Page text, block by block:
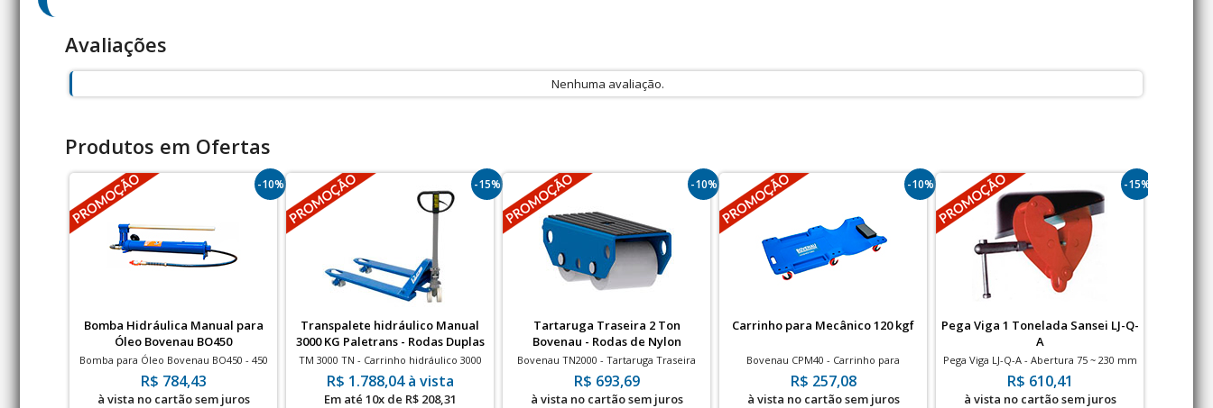
Avaliações
Nenhuma avaliação.
Produtos em Ofertas
-10%
Bomba Hidráulica Manual para
Óleo Bovenau BO450
Bomba para Óleo Bovenau BO450 - 450
Bar
R$ 784,43
à vista no cartão sem juros
-15%
Transpalete hidráulico Manual
3000 KG Paletrans - Rodas Duplas
Nylon
TM 3000 TN - Carrinho hidráulico 3000
KG - Rodas Duplas (tandem) Nylon
R$ 1.788,04 à vista
Em até 10x de R$ 208,31
-10%
Tartaruga Traseira 2 Ton
Bovenau - Rodas de Nylon
Bovenau TN2000 - Tartaruga Traseira
Nacional 2 Ton - Rodas de Nylon
R$ 693,69
à vista no cartão sem juros
-10%
Carrinho para Mecânico 120 kgf
Bovenau CPM40 - Carrinho para
Mecânico com capacidade de 120 kg
R$ 257,08
à vista no cartão sem juros
-15%
Pega Viga 1 Tonelada Sansei LJ-Q-
A
Pega Viga LJ-Q-A - Abertura 75 ~ 230 mm
R$ 610,41
à vista no cartão sem juros